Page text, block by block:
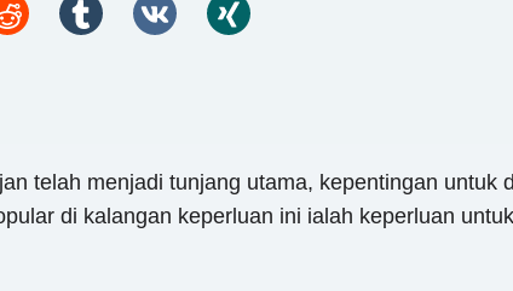
telah menjadi tunjang utama, kepentingan untuk
di kalangan keperluan ini ialah keperluan